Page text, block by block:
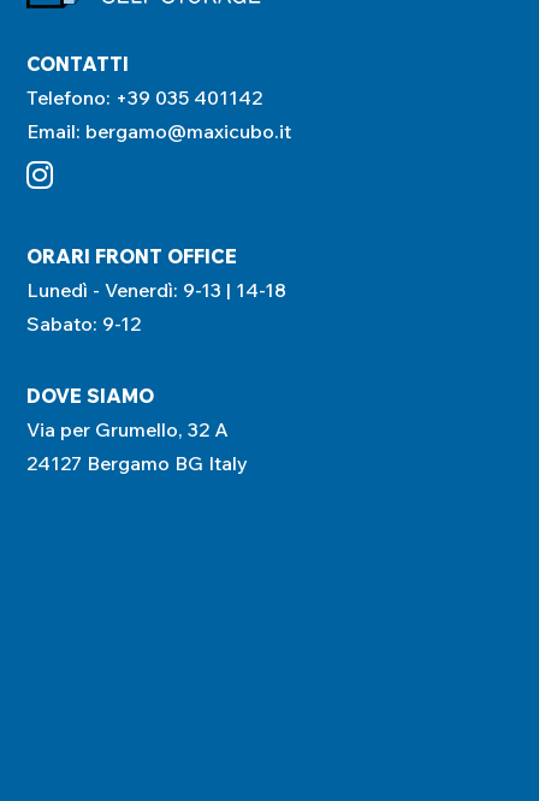
CONTATTI
Telefono: +39 035 401142
Email: bergamo@maxicubo.it
ORARI FRONT OFFICE
Lunedì - Venerdì: 9-13 | 14-18
Sabato: 9-12
DOVE SIAMO
Via per Grumello, 32 A
24127 Bergamo BG Italy